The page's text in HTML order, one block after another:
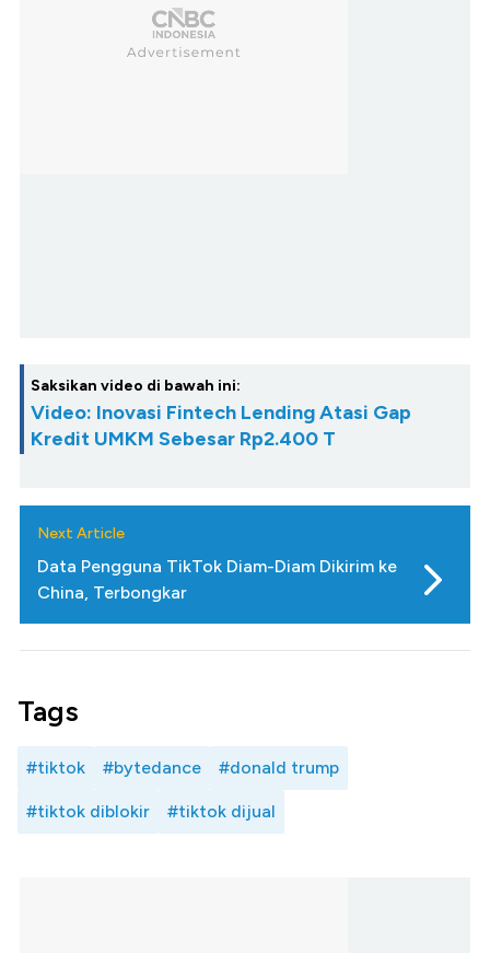
Saksikan video di bawah ini:
Video: Inovasi Fintech Lending Atasi Gap
Kredit UMKM Sebesar Rp2.400 T
Next Article
Data Pengguna TikTok Diam-Diam Dikirim ke
China, Terbongkar
Tags
#tiktok #bytedance #donald trump
#tiktok diblokir #tiktok dijual